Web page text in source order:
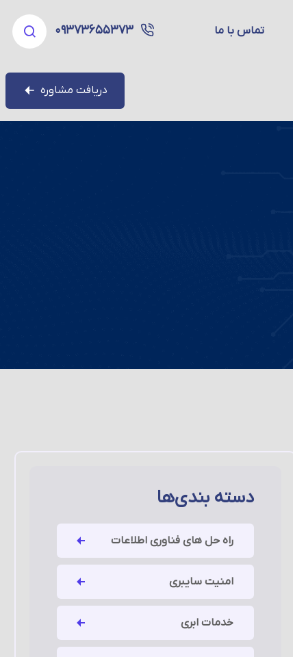
تماس با ما ۰۹۳۷۳۶۵۵۳۷۳
دریافت مشاوره
دسته بندی‌ها
راه حل های فناوری اطلاعات
امنیت سایبری
خدمات ابری